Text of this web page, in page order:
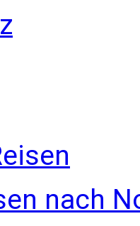
nach